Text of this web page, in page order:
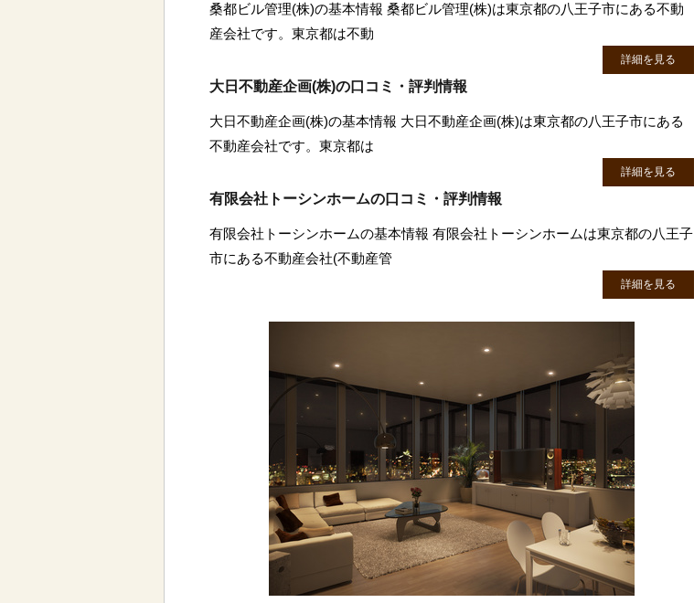
桑都ビル管理(株)の基本情報 桑都ビル管理(株)は東京都の八王子市にある不動
産会社です。東京都は不動
詳細を見る
大日不動産企画(株)の口コミ・評判情報
大日不動産企画(株)の基本情報 大日不動産企画(株)は東京都の八王子市にある
不動産会社です。東京都は
詳細を見る
有限会社トーシンホームの口コミ・評判情報
有限会社トーシンホームの基本情報 有限会社トーシンホームは東京都の八王子
市にある不動産会社(不動産管
詳細を見る